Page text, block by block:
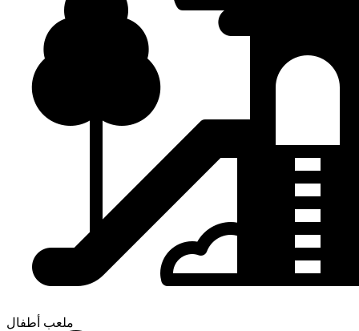
ملعب أطفال